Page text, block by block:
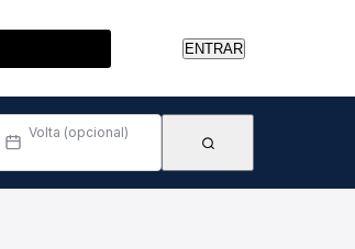
ENTRAR
Volta (opcional)